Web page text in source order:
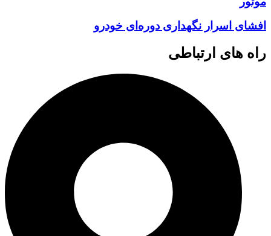
افشای اسرار نگهداری دوره‌ای خودرو
راه های ارتباطی